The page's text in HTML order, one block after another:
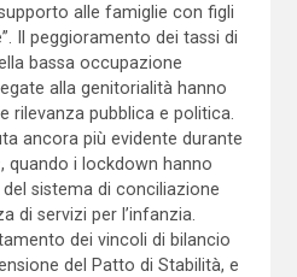
alle famiglie con figli
Il peggioramento dei tassi di
bassa occupazione
alla genitorialità hanno
rilevanza pubblica e politica.
ancora più evidente durante
quando i lockdown hanno
sistema di conciliazione
di servizi per l’infanzia.
dei vincoli di bilancio
del Patto di Stabilità, e